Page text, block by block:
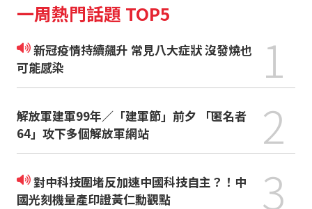
一周熱門話題 TOP5
新冠疫情持續飆升 常見八大症狀 沒發燒也
可能感染
1
解放軍建軍99年／「建軍節」前夕 「匿名者
64」攻下多個解放軍網站
2
對中科技圍堵反加速中國科技自主？！中
國光刻機量產印證黃仁勳觀點
3